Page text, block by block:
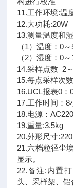
11.工作环境:温
12.大功耗:20W
13.测量温度和
（1）温度：0
（2）湿度：0
14.采样点数 2
15.每点采样次
16.UCL报表0：
17.工作时间：8
18.电源：
19.重量:3.5kg
20.外形尺寸
21.六档粒径尘
显示。
22.备注:内置
头、采样架、铝